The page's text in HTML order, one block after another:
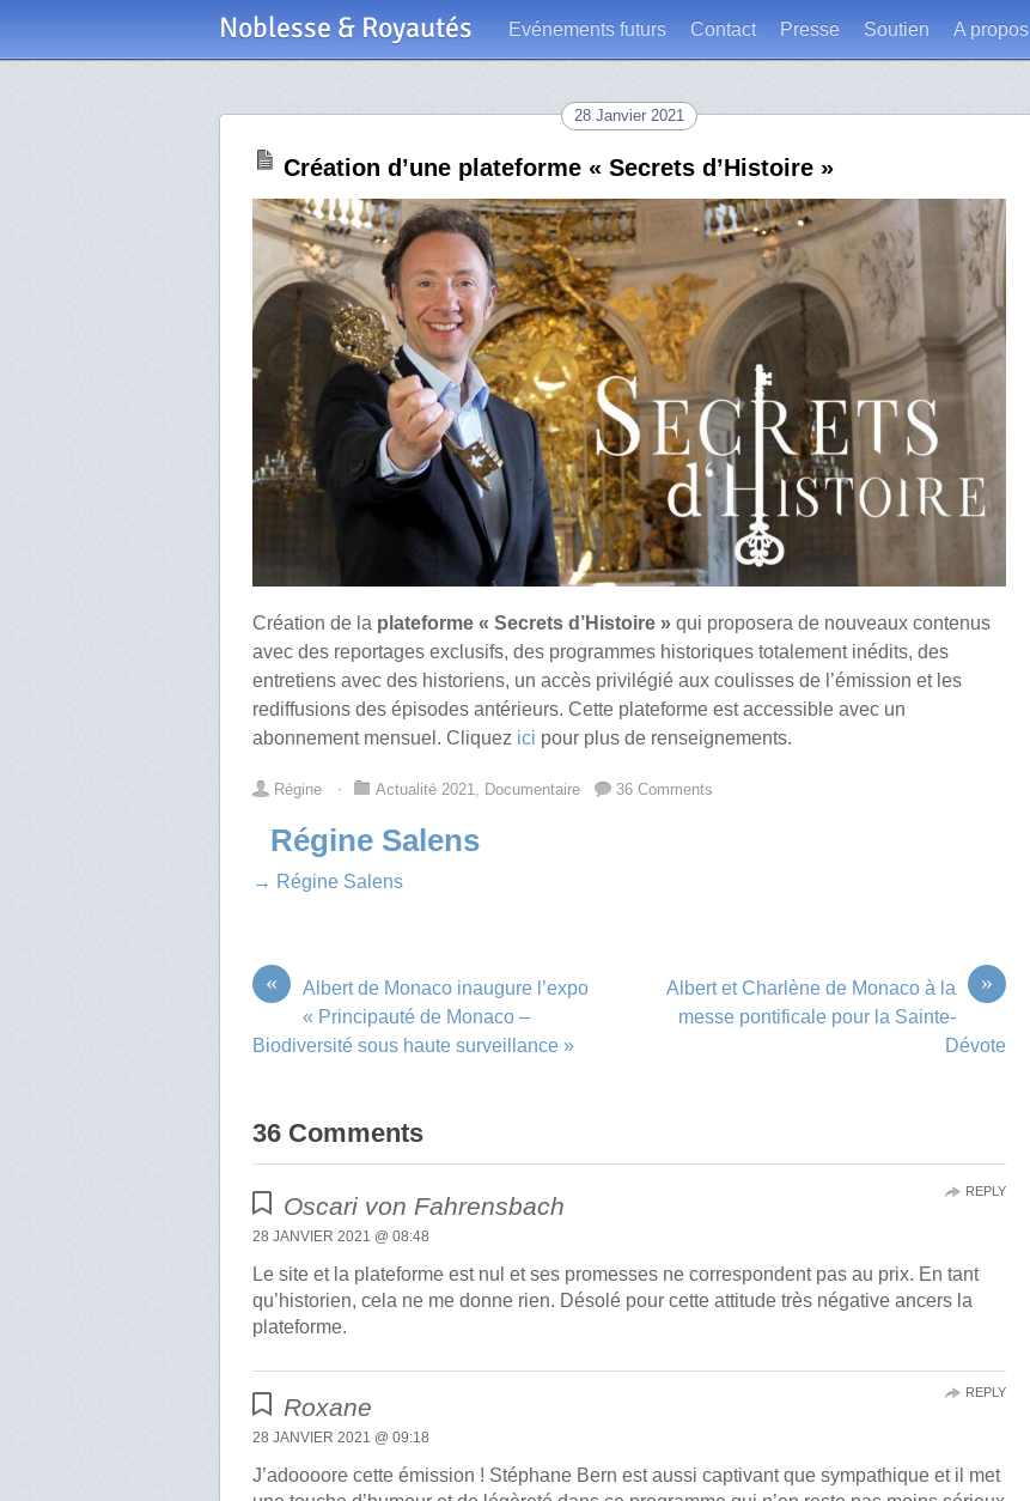
Noblesse & Royautés Evénements futurs Contact Presse Soutien A propos
28 Janvier 2021
Création d’une plateforme « Secrets d’Histoire »
Création de la plateforme « Secrets d’Histoire » qui proposera de nouveaux contenus
avec des reportages exclusifs, des programmes historiques totalement inédits, des
entretiens avec des historiens, un accès privilégié aux coulisses de l’émission et les
rediffusions des épisodes antérieurs. Cette plateforme est accessible avec un
abonnement mensuel. Cliquez ici pour plus de renseignements.
Régine ⋅ Actualité 2021 Documentaire 36 Comments
Régine Salens
→ Régine Salens
«
Albert de Monaco inaugure l’expo
« Principauté de Monaco –
Biodiversité sous haute surveillance »
»
Albert et Charlène de Monaco à la
messe pontificale pour la Sainte-
Dévote
36 Comments
Oscari von Fahrensbach
28 JANVIER 2021 @ 08:48
Le site et la plateforme est nul et ses promesses ne correspondent pas au prix. En tant
qu’historien, cela ne me donne rien. Désolé pour cette attitude très négative ancers la
plateforme.
REPLY
Roxane
28 JANVIER 2021 @ 09:18
J’adoooore cette émission ! Stéphane Bern est aussi captivant que sympathique et il met
REPLY